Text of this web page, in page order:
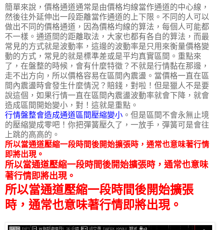
簡單來說，價格通道通常是由價格均線當作通道的中心線，
然後往外延伸出一段距離當作通道的上下限。不同的人可以
做出不同的價格通道，因為價格均線的算法，每個人可能都
不一樣。通道間的距離取法，大家也都有各自的算法，而最
常見的方式就是波動率，這邊的波動率是只用來衡量價格變
動的方式，常見的就是標準差或是平均真實區間。重點來
了，在盤整的時候，會有什麼特徵？不就是行情黏在那邊，
走不出方向，所以價格容易在區間內震盪。當價格一直在區
間內震盪時會發生什麼情況？賠錢，對啦！但是獵人不是要
說這個，如果行情一直在區間內震盪波動率就會下降，就會
造成區間開始變小，對！這就是重點。
行情盤整會造成通道區間壓縮變小 。但是區間不會永無止境
的壓縮變成零吧！你把彈簧壓久了，一放手，彈簧可是會往
上跳的高高的。
所以當通道壓縮一段時間後開始擴張時，通常也意味著行情
即將出現。
所以當通道壓縮一段時間後開始擴張時，通常也意味
著行情即將出現。
所以當通道壓縮一段時間後開始擴張
時，通常也意味著行情即將出現。